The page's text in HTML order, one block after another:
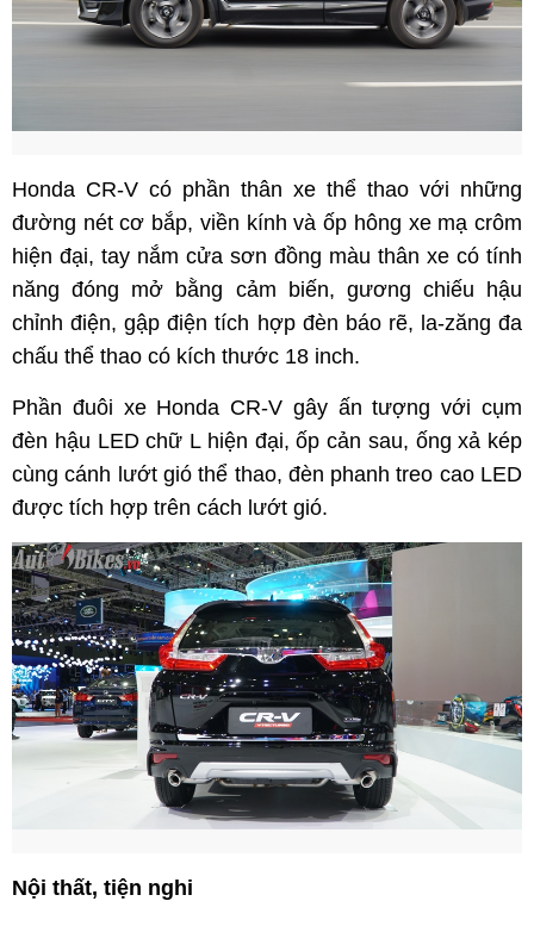
Honda CR-V có phần thân xe thể thao với những
đường nét cơ bắp, viền kính và ốp hông xe mạ crôm
hiện đại, tay nắm cửa sơn đồng màu thân xe có tính
năng đóng mở bằng cảm biến, gương chiếu hậu
chỉnh điện, gập điện tích hợp đèn báo rẽ, la-zăng đa
chấu thể thao có kích thước 18 inch.
Phần đuôi xe Honda CR-V gây ấn tượng với cụm
đèn hậu LED chữ L hiện đại, ốp cản sau, ống xả kép
cùng cánh lướt gió thể thao, đèn phanh treo cao LED
được tích hợp trên cách lướt gió.
Nội thất, tiện nghi